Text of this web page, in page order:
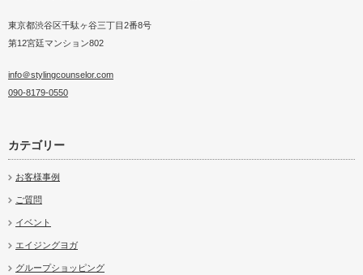
グカウンセラ…
ファッション風水kindle出版
東京都渋谷区千駄ヶ谷三丁目2番8号
第12宮廷マンション802
info＠stylingcounselor.com
090-8179-0550
カテゴリー
お客様事例
ご質問
イベント
エイジングヨガ
グループショッピング